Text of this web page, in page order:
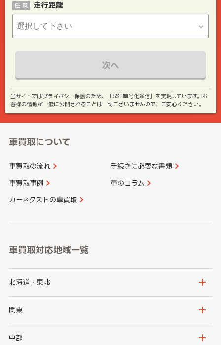
走行距離
任 意
次へ
当サイトではプライバシー保護のため、「SSL暗号化通信」を実現しています。お
客様の情報が一般に公開されることは一切ございませんので、ご安心ください。
車買取について
車買取の流れ 手続きに必要な書類
車買取事例 車のコラム
カーネクストの車買取
車買取対応地域一覧
北海道・東北
北海道
岩手県
関東
茨城県
中部